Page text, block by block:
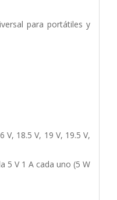
para portátiles y
V, 18.5 V, 19 V, 19.5 V,
5 V 1 A cada uno (5 W